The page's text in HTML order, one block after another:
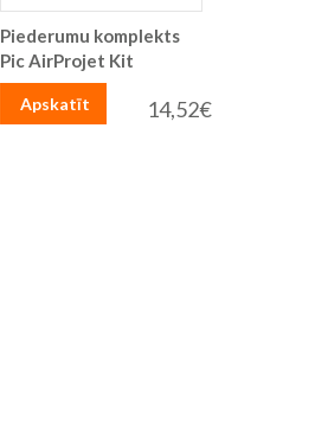
Piederumu komplekts
Pic AirProjet Kit
14,52€
Apskatīt